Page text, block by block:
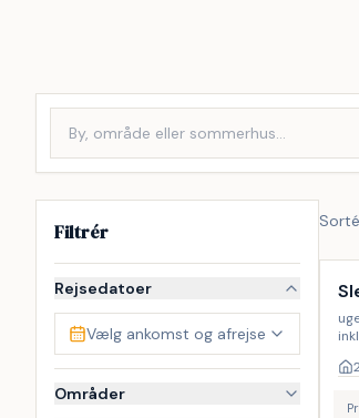
Filtrér
Rejsedatoer
Vælg ankomst og afrejse
Områder